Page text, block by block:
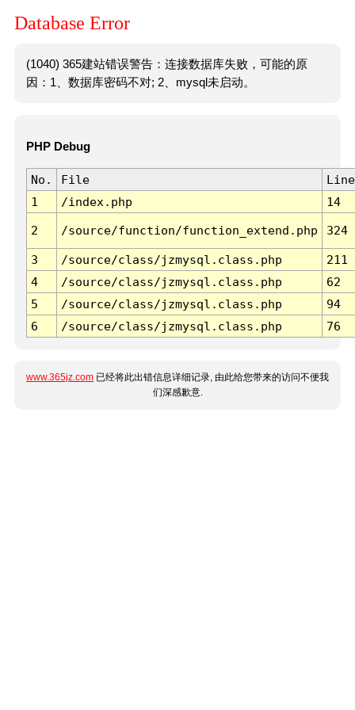
Database Error
(1040) 365建站错误警告：连接数据库失败，可能的原
因：1、数据库密码不对; 2、mysql未启动。
PHP Debug
No. File
Line
1
/index.php 14
2 /source/function/function_extend.php 324
3 /source/class/jzmysql.class.php
211
4
/source/class/jzmysql.class.php
62
5
/source/class/jzmysql.class.php
94
6
/source/class/jzmysql.class.php 76
www.365jz.com 已经将此出错信息详细记录, 由此给您带来的访问不便我
们深感歉意.